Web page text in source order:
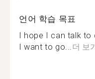
언어 학습 목표
I hope I can talk to
I want to go...더 보